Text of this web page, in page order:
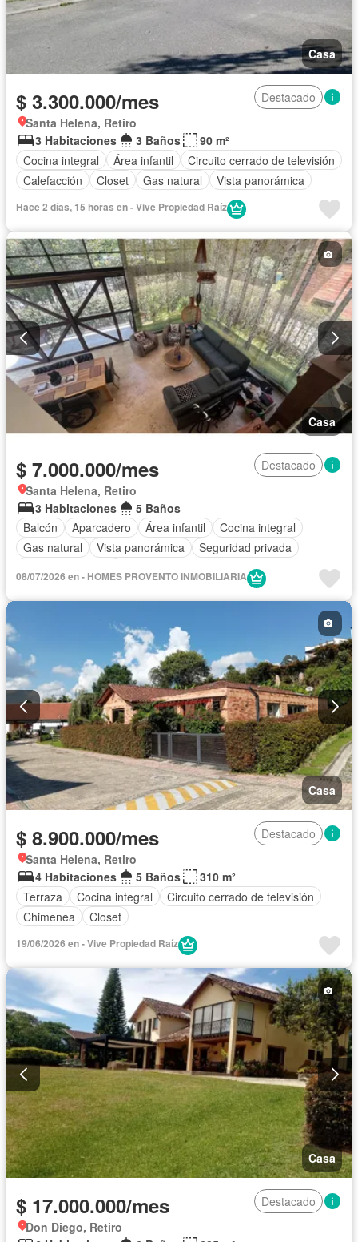
Casa
$ 3.300.000/mes
Destacado
Santa Helena, Retiro
3 Habitaciones
3 Baños
90 m²
Cocina integral
Área infantil
Circuito cerrado de televisión
Calefacción
Closet Gas natural Vista panorámica
Hace 2 días, 15 horas en - Vive Propiedad Raíz
Casa
$ 7.000.000/mes
Destacado
Santa Helena, Retiro
3 Habitaciones
5 Baños
Balcón
Aparcadero Área infantil
Cocina integral
Gas natural
Vista panorámica
Seguridad privada
08/07/2026 en - HOMES PROVENTO INMOBILIARIA
Casa
$ 8.900.000/mes
Destacado
Santa Helena, Retiro
4 Habitaciones
5 Baños
310 m²
Terraza
Cocina integral
Circuito cerrado de televisión
Chimenea
Closet
19/06/2026 en - Vive Propiedad Raíz
Casa
$ 17.000.000/mes
Destacado
Don Diego, Retiro